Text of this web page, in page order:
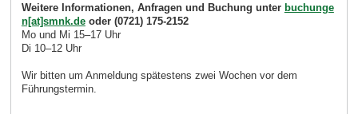
Weitere Informationen, Anfragen und Buchung unter buchunge
n[at]smnk.deoder (0721) 175-2152
Mo und Mi 15–17 Uhr
Di 10–12 Uhr
Wir bitten um Anmeldung spätestens zwei Wochen vor dem
Führungstermin.